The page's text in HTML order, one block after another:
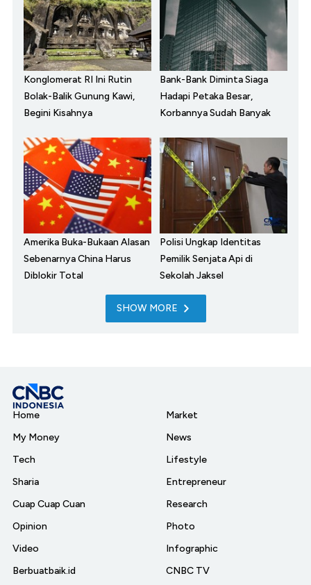
Konglomerat RI Ini Rutin
Bolak-Balik Gunung Kawi,
Begini Kisahnya
Bank-Bank Diminta Siaga
Hadapi Petaka Besar,
Korbannya Sudah Banyak
Amerika Buka-Bukaan Alasan
Sebenarnya China Harus
Diblokir Total
Polisi Ungkap Identitas
Pemilik Senjata Api di
Sekolah Jaksel
SHOW MORE
Home
My Money
Tech
Sharia
Cuap Cuap Cuan
Opinion
Video
Berbuatbaik.id
Market
News
Lifestyle
Entrepreneur
Research
Photo
Infographic
CNBC TV